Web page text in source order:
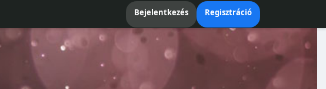
Bejelentkezés Regisztráció